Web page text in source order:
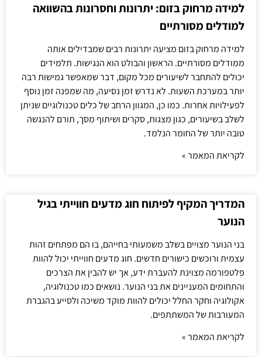
למידה מרחוק בזום: יתרונות וחסרונות בהשוואה
למודלים מסורתיים
למידה מרחוק בזום מציעה יתרונות רבים שמבדילים אותה
ממודלים מסורתיים. הראשון והבולט הוא הנגישות. תלמידים
יכולים להתחבר לשיעורים מכל מקום, דבר שמאפשר גמישות רבה
יותר במערכת השעות. לא נדרש זמן נסיעה, מה שמפנה זמן נוסף
לפעילויות אחרות. כמו כן, המגוון הרחב של כלים טכנולוגיים שניתן
לשלב בשיעורים, כגון מצגות, סקרים ושיתוף מסך, תורם להנגשה
טובה יותר של החומר הנלמד.
לקריאת המאמר »
המדריך המקיף לפיתוח חוג מדעים חווייתי בגיל
הנוער
בני הנוער מצויים בשלב משמעותי בחייהם, בו הם מפתחים זהות
עצמית ורוכשים כישורים חדשים. חוג מדעים חווייתי יכול להוות
פלטפורמה מצוינת להעברת ידע, אך יש להבין את הצרכים
והתחומים המעניינים את בני הנוער. נושאים כמו טכנולוגיה,
אקולוגיה וחקר החלל יכולים להוות מוקד משיכה ולסייע בהגברת
המעורבות של המשתתפים.
לקריאת המאמר »